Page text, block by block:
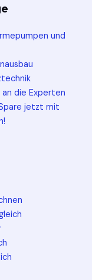
und
an die Experten
jetzt mit